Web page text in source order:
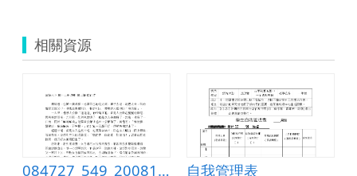
相關資源
084727_549_20081215001831 自我管理表